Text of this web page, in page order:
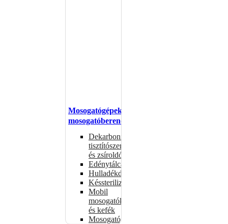
Mosogatógépek,
mosogatóberendezések
Dekarbonizáló
tisztítószerek
és zsíroldók
Edénytálcák
Hulladékdarálók
Késsterilizátorok
Mobil
mosogatók
és kefék
Mosogatógépkosarak